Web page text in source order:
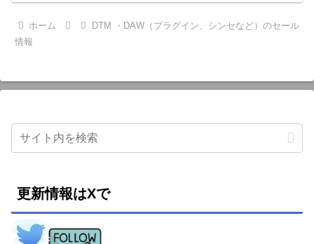
ホーム
DTM ・DAW（プラグイン、シンセなど）のセール
情報
更新情報はXで